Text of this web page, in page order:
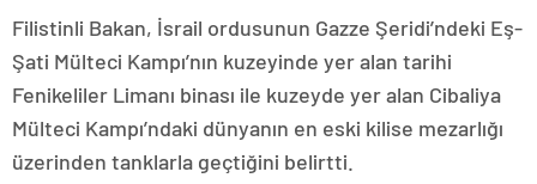
Filistinli Bakan, İsrail ordusunun Gazze Şeridi’ndeki Eş-
Şati Mülteci Kampı’nın kuzeyinde yer alan tarihi
Fenikeliler Limanı binası ile kuzeyde yer alan Cibaliya
Mülteci Kampı’ndaki dünyanın en eski kilise mezarlığı
üzerinden tanklarla geçtiğini belirtti.